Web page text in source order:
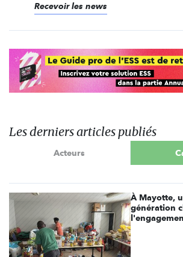
Recevoir les news
Les derniers articles publiés
Acteurs
À Mayotte,
génération